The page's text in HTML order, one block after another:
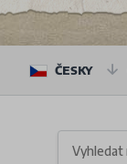
ČESKY